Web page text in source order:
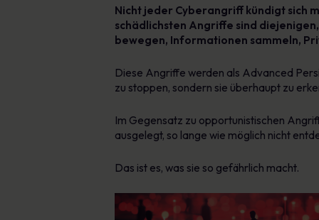
Nicht jeder Cyberangriff kündigt sich
schädlichsten Angriffe sind
bewegen, Informationen sammeln,
Diese Angriffe werden als Advanced
zu stoppen, sondern sie überhaupt zu
Im Gegensatz zu opportunistischen
ausgelegt, so lange wie möglich nicht
Das ist es, was sie so gefährlich macht.